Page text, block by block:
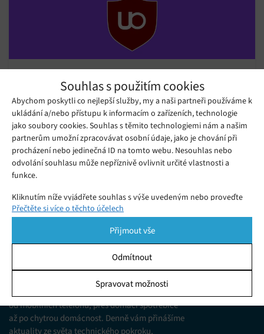
Souhlas s použitím cookies
Abychom poskytli co nejlepší služby, my a naši partneři používáme k
ukládání a/nebo přístupu k informacím o zařízeních, technologie
jako soubory cookies. Souhlas s těmito technologiemi nám a našim
partnerům umožní zpracovávat osobní údaje, jako je chování při
procházení nebo jedinečná ID na tomto webu. Nesouhlas nebo
odvolání souhlasu může nepříznivě ovlivnit určité vlastnosti a
funkce.
Kliknutím níže vyjádřete souhlas s výše uvedeným nebo proveďte
podrobnější rozhodnutí. Vaše volby budou použity pouze na tomto
pomocí přepínačů v Zásadách cookies nebo kliknutím na tlačítko
Spravovat souhlas ve spodní části obrazovky.
Ukládání a/nebo přístup k informacím v zařízení, Porozumění
publiku prostřednictvím statistik nebo kombinací údajů z
různých zdrojů.
Přečtěte si více o těchto účelech
Přijmout vše
Odmítnout
Spravovat možnosti
používajícím blokátor reklam uBlock
Čtvrtek 05. 11. 2020 Samuel
Ačkoli je Twitch na reklamách závislý, jelikož z nich získává své
příjmy, nyní dosti zarážejícím způsobem vytáhl do boje proti
uživatelům, kteří používají blokátor reklam uBlock Origin.
Jsme web zajímající se o technologické novinky
od mobilních telefonů, přes domácí spotřebiče
až po chytrou domácnost. Denně vám přinášíme
aktuality ze světa technického pokroku,